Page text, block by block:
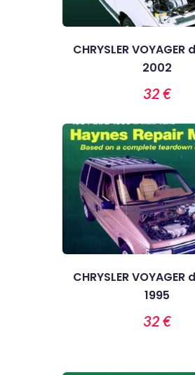
CHRYSLER VOYAGER
2002
32 €
CHRYSLER VOYAGER
1995
32 €